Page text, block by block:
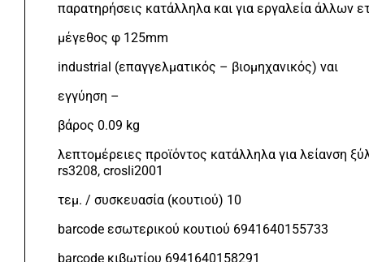
παρατηρήσεις κατάλληλα και για εργαλεία άλλων
μέγεθος φ 125mm
industrial (επαγγελματικός – βιομηχανικός) ναι
εγγύηση –
βάρος 0.09 kg
λεπτομέρειες προϊόντος κατάλληλα για λείανση
rs3208, crosli2001
τεμ. / συσκευασία (κουτιού) 10
barcode εσωτερικού κουτιού 6941640155733
barcode κιβωτίου 6941640158291